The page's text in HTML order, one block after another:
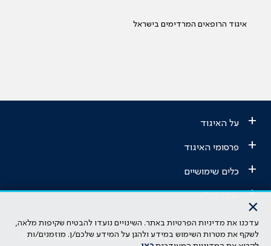
איגוד הרופאים המרדימים בישראל
+ על האיגוד
+ פרסומי האיגוד
+ כלים שימושיים
+
הבהרה משפטית: כל נושא המופיע באתר זה נועד להשכלה בלבד ואין לראות
בו ייעוץ רפואי או משפטי. אין הר"י אחראית לתוכן המתפרסם באתר זה ולכל
×
עדכנו את מדיניות הפרטיות באתר. השינויים נועדו להבטיח שקיפות מלאה,
לשקף את מטרות השימוש במידע ולהגן על המידע שלכם/ן. מוזמנים/ות